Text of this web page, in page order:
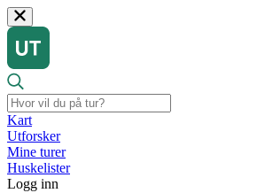
Kart
Utforsker
Mine turer
Huskelister
Logg inn